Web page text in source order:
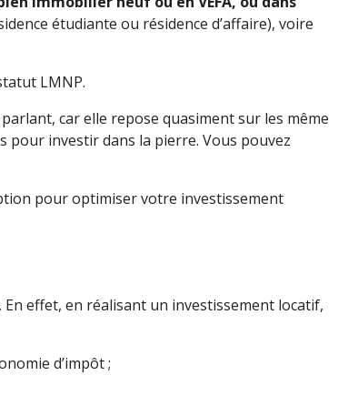
étudiante ou résidence d’affaire), voire
LMNP.
car elle repose quasiment sur les même
pour investir dans la pierre. Vous pouvez
pour optimiser votre investissement
effet, en réalisant un investissement locatif,
d’impôt ;